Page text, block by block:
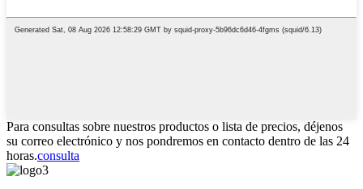
Para consultas sobre nuestros productos o lista de precios, déjenos
su correo electrónico y nos pondremos en contacto dentro de las 24
horas.consulta